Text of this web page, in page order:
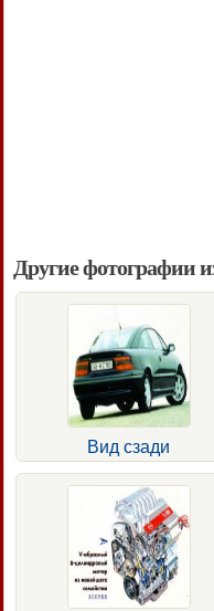
Другие фотографии
Вид сзади